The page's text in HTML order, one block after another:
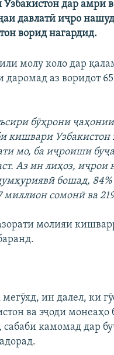
Узбакистон дар амри
давлатӣ иҷро
ворид нагардид.
молу коло дар
даромад аз воридот
бӯҳрони
кишвари Узбакистон
мо, ба иҷроиши
Аз ин лиҳоз,
бошад,
миллион сомонӣ ва
молияи
ин далел, ки
ва эҷоди
камомад дар